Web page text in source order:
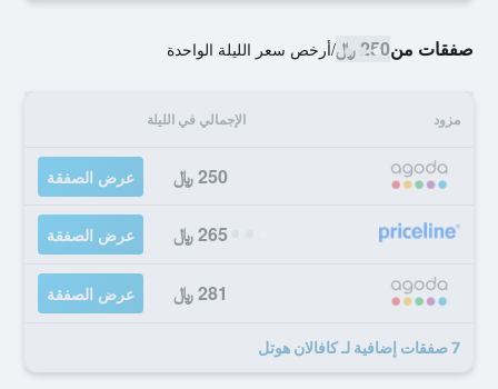
صفقات من250 ﷼ /أرخص سعر الليلة الواحدة
مزود الإجمالي في الليلة
250 ﷼ عرض الصفقة
265 ﷼ عرض الصفقة
281 ﷼ عرض الصفقة
7 صفقات إضافية لـ كافالان هوتل